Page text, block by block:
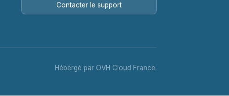
Contacter le support
Hébergé par OVH Cloud France.